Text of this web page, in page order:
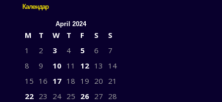
Календар
April 2024
M T W T F S
S
1
2 3 4 5 6
7
8
9 10 11 12 13
14
15 16 17 18 19 20 21
22 23 24 25 26 27 28